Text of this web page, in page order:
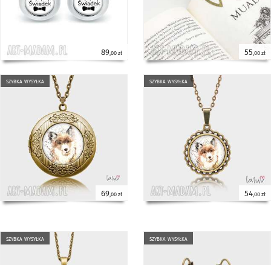
89,00 zł 55,00 zł
szybka wysyłka
69,00 zł
szybka wysyłka
54,00 zł
szybka wysyłka szybka wysyłka